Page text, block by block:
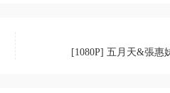
[1080P] 五月天&張惠